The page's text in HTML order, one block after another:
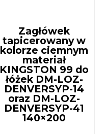
Zagłówek
tapicerowany w
kolorze ciemnym
materiał
KINGSTON 99 do
łóżek DM-LOZ-
DENVERSYP-14
oraz DM-LOZ-
DENVERSYP-41
140×200